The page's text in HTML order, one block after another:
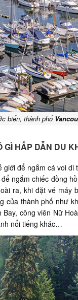
biển, thành phố
GÌ HẤP DẪN DU
để ngắm cá voi
ngắm chiếc đồng
ra, khi đặt vé máy
của thành phố như
công viên Nữ
nổi tiếng khác…